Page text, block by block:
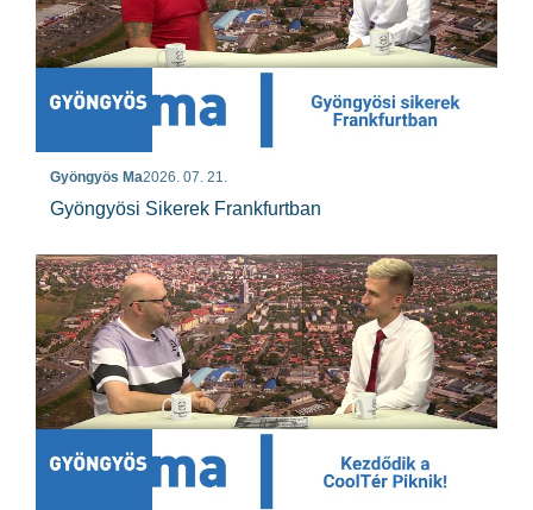
Gyöngyös Ma2026. 07. 21.
Gyöngyösi Sikerek Frankfurtban